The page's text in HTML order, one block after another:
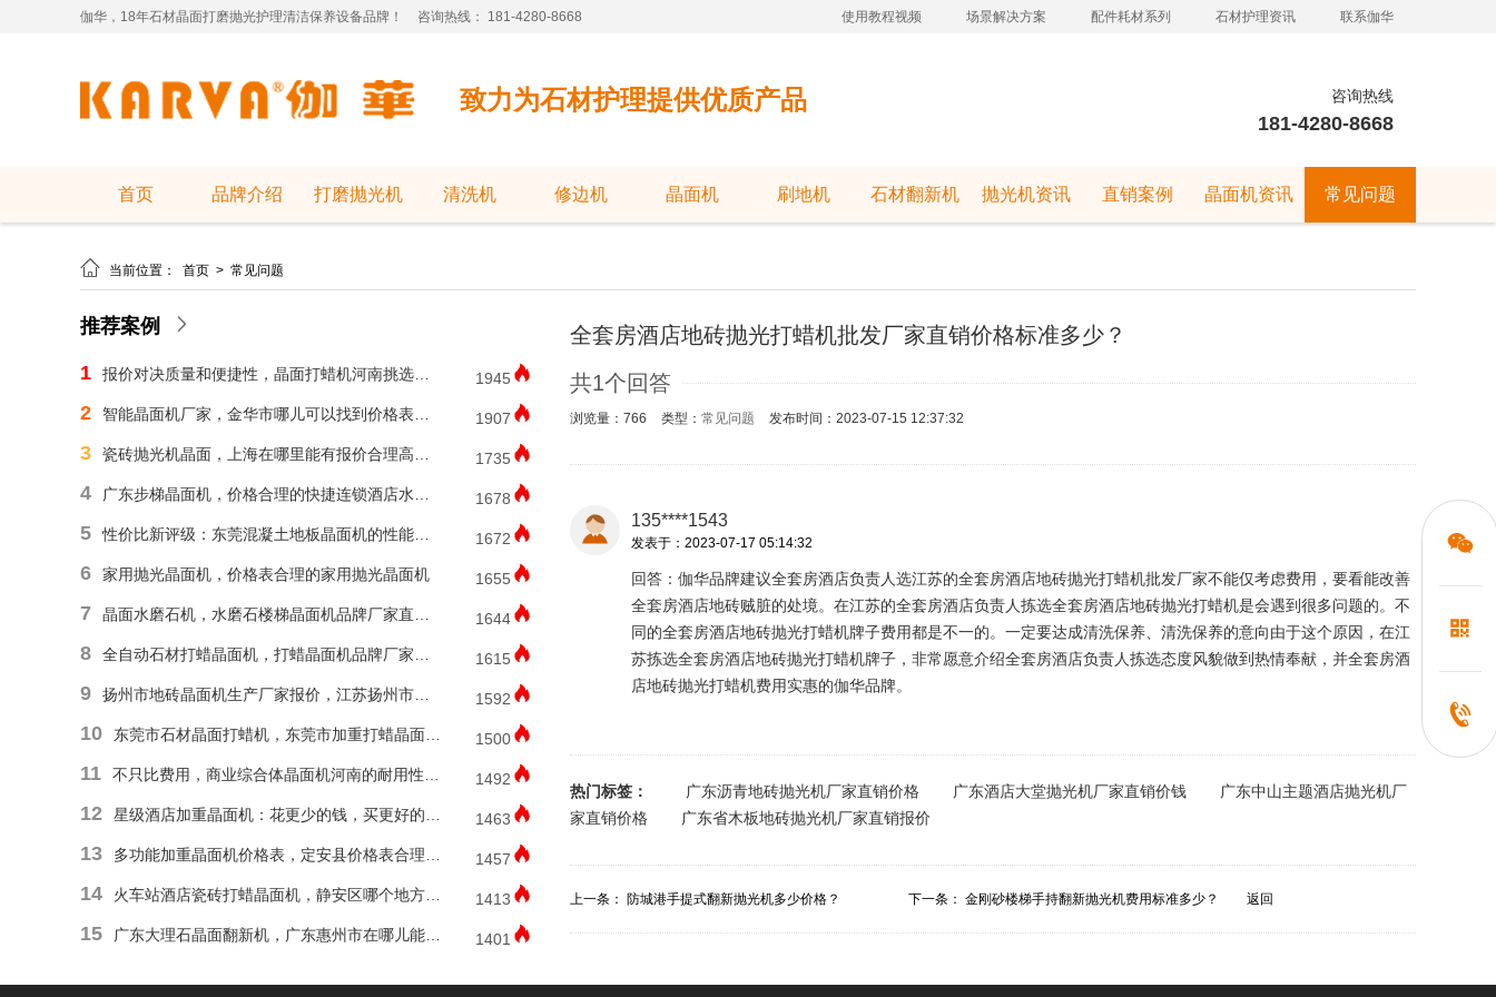
伽华，18年石材晶面打磨抛光护理清洁保养设备品牌！ 咨询热线： 181-4280-8668 使用教程视频 场景解决方案 配件耗材系列 石材护理资讯 联系伽华
致力为石材护理提供优质产品 咨询热线
181-4280-8668
首页 品牌介绍 打磨抛光机 清洗机 修边机 晶面机 刷地机 石材翻新机 抛光机资讯 直销案例 晶面机资讯 常见问题
 当前位置： 首页 > 常见问题
全套房酒店地砖抛光打蜡机批发厂家直销价格标准多少？
共1个回答
浏览量：766 类型： 常见问题 发布时间：2023-07-15 12:37:32
135****1543
发表于：2023-07-17 05:14:32
回答：伽华品牌建议全套房酒店负责人选江苏的全套房酒店地砖抛光打蜡机批发厂家不能仅考虑费用，要看能改善
全套房酒店地砖贼脏的处境。在江苏的全套房酒店负责人拣选全套房酒店地砖抛光打蜡机是会遇到很多问题的。不
同的全套房酒店地砖抛光打蜡机牌子费用都是不一的。一定要达成清洗保养、清洗保养的意向由于这个原因，在江
苏拣选全套房酒店地砖抛光打蜡机牌子，非常愿意介绍全套房酒店负责人拣选态度风貌做到热情奉献，并全套房酒
店地砖抛光打蜡机费用实惠的伽华品牌。
热门标签： 广东沥青地砖抛光机厂家直销价格 广东酒店大堂抛光机厂家直销价钱
广东中山主题酒店抛光机厂
家直销价格
广东省木板地砖抛光机厂家直销报价
上一条： 防城港手提式翻新抛光机多少价格？ 下一条： 金刚砂楼梯手持翻新抛光机费用标准多少？ 返回
推荐案例
1 1945
2 1907
3 1735
4 1678
5 1672
6 家用抛光晶面机，价格表合理的家用抛光晶面机 1655
7 1644
8 1615
9 1592
10 1500
11 1492
12 1463
13 1457
14 1413
15 1401